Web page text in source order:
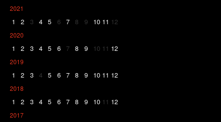
2021
1 2 3 4 5 6 7 8 9 10 11 12
2020
1 2 3 4 5 6 7 8 9 10 11 12
2019
1 2 3 4 5 6 7 8 9 10 11 12
2018
1 2 3 4 5 6 7 8 9 10 11 12
2017